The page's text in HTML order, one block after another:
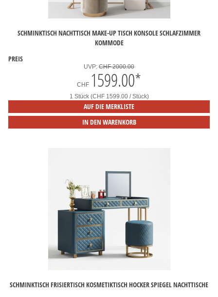
SCHMINKTISCH NACHTTISCH MAKE-UP TISCH KONSOLE SCHLAFZIMMER
KOMMODE
PREIS
UVP: CHF 2000.00
CHF 1599.00*
1 Stück (CHF 1599.00 / Stück)
AUF DIE MERKLISTE
IN DEN WARENKORB
SCHMINKTISCH FRISIERTISCH KOSMETIKTISCH HOCKER SPIEGEL NACHTTISCHE